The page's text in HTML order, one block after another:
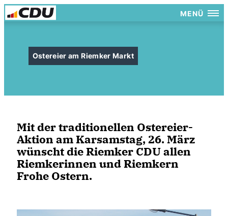
MENÜ
Ostereier am Riemker Markt
Mit der traditionellen Ostereier-
Aktion am Karsamstag, 26. März
wünscht die Riemker CDU allen
Riemkerinnen und Riemkern
Frohe Ostern.